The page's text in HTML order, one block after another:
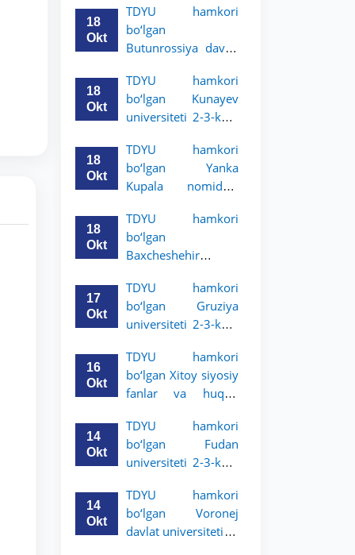
akademik mobillik
dasturini e’lon qildi
18
Okt
TDYU hamkori
bo‘lgan
Butunrossiya davlat
3-kurs talabalari
uchun akademik
mobillik dasturini
18
Okt
TDYU hamkori
bo‘lgan Kunayev
universiteti 2-3-kurs
akademik mobillik
dasturini e’lon qiladi
18
Okt
TDYU hamkori
bo‘lgan Yanka
Kupala nomidagi
universiteti 2-3-
bosqich talabalari
uchun akademik
e’lon qildi
18
Okt
TDYU hamkori
bo‘lgan
Baxcheshehir
bosqich talabalari
uchun akademik
mobillik dasturini
17
Okt
TDYU hamkori
bo‘lgan Gruziya
universiteti 2-3-kurs
akademik mobillik
dasturini e’lon qildi
16
Okt
TDYU hamkori
bo‘lgan Xitoy siyosiy
fanlar va huquq
talabalari uchun
akademik mobillik
dasturini e’lon qildi
14
Okt
TDYU hamkori
bo‘lgan Fudan
universiteti 2-3-kurs
akademik mobillik
dasturini e’lon qildi
14
Okt
TDYU hamkori
bo‘lgan Voronej
davlat universiteti 2-